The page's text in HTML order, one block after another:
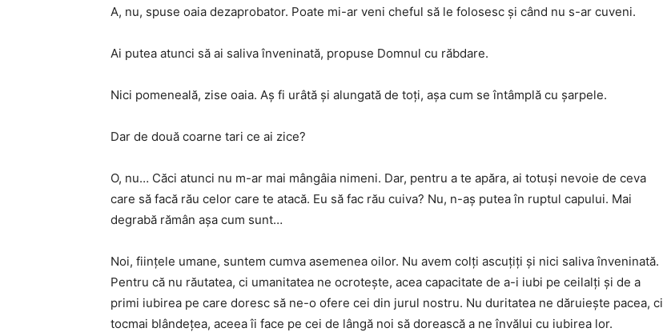
A, nu, spuse oaia dezaprobator. Poate mi-ar veni cheful să le folosesc şi când nu s-ar cuveni.
Ai putea atunci să ai saliva înveninată, propuse Domnul cu răbdare.
Nici pomeneală, zise oaia. Aş fi urâtă şi alungată de toţi, aşa cum se întâmplă cu şarpele.
Dar de două coarne tari ce ai zice?
O, nu… Căci atunci nu m-ar mai mângâia nimeni. Dar, pentru a te apăra, ai totuşi nevoie de ceva
care să facă rău celor care te atacă. Eu să fac rău cuiva? Nu, n-aş putea în ruptul capului. Mai
degrabă rămân aşa cum sunt…
Noi, fiinţele umane, suntem cumva asemenea oilor. Nu avem colţi ascuţiţi şi nici saliva înveninată.
Pentru că nu răutatea, ci umanitatea ne ocroteşte, acea capacitate de a-i iubi pe ceilalţi şi de a
primi iubirea pe care doresc să ne-o ofere cei din jurul nostru. Nu duritatea ne dăruieşte pacea, ci
tocmai blândeţea, aceea îi face pe cei de lângă noi să dorească a ne învălui cu iubirea lor.